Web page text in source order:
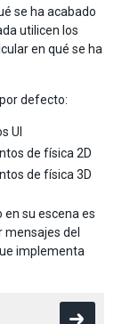
se ha acabado
utilicen los
en qué se ha
defecto:
UI
de física 2D
de física 3D
su escena es
del
implementa